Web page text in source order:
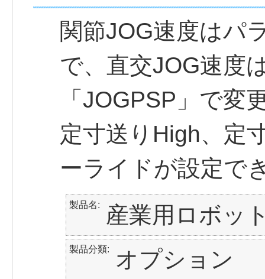
関節JOG速度はパ
で、直交JOG速度
「JOGPSP」で変
定寸送りHigh、定
ーライドが設定で
製品名 産業用ロボッ
製品分類 オプション